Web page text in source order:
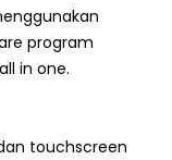
program
in one.
touchscreen